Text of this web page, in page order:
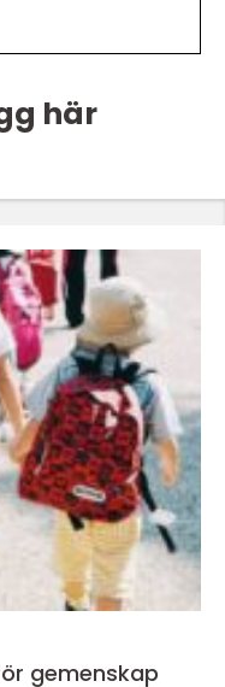
här
gemenskap